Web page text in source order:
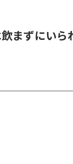
まずにいら